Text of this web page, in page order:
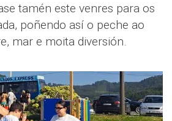
tamén este venres para os
poñendo así o peche ao
mar e moita diversión.